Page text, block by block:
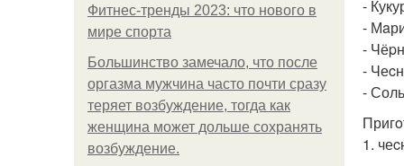
Фитнес-тренды 2023: что нового в
мире спорта
Большинство замечало, что после
оргазма мужчина часто почти сразу
теряет возбуждение, тогда как
женщина может дольше сохранять
возбуждение.
-
-
-
-
-
1.